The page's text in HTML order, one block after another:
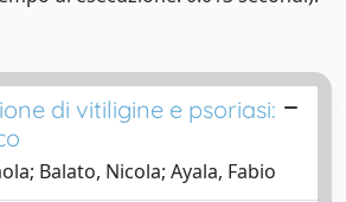
di vitiligine e psoriasi:
Balato, Nicola; Ayala, Fabio